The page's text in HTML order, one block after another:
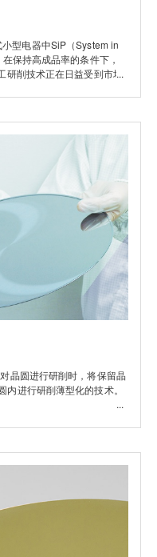
型电器中SiP（System in
保持高成品率的条件下，
研削技术正在日益受到市场
工条件。 在这里将向大家
晶圆进行研削时，将保留晶
进行研削薄型化的技术。